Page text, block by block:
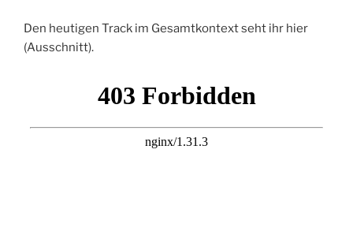
Den heutigen Track im Gesamtkontext seht ihr hier
(Ausschnitt).